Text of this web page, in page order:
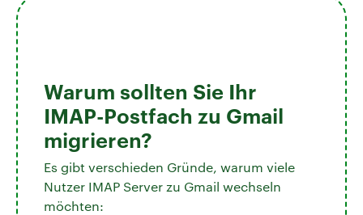
Warum sollten Sie Ihr
IMAP-Postfach zu Gmail
migrieren?
Es gibt verschieden Gründe, warum viele
Nutzer IMAP Server zu Gmail wechseln
möchten: